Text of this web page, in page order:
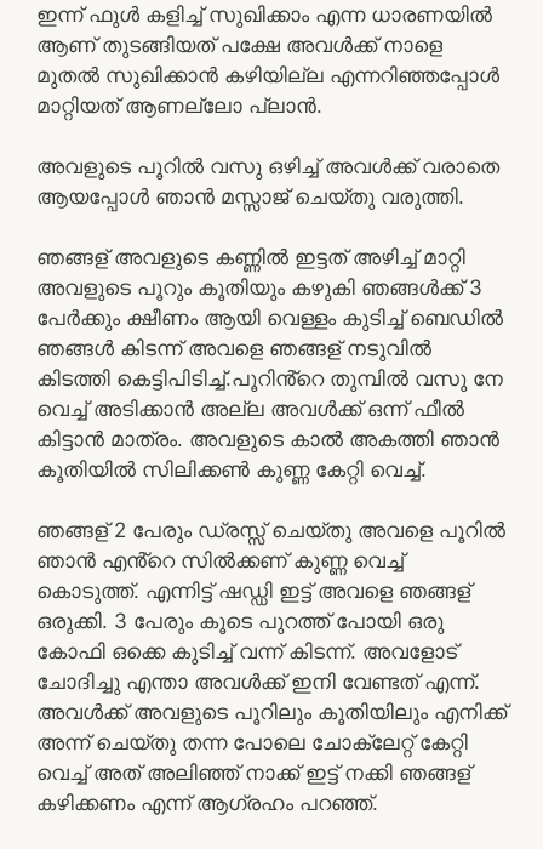
ഇന്ന് ഫുൾ കളിച്ച് സുഖിക്കാം എന്ന ധാരണയിൽ
ആണ് തുടങ്ങിയത് പക്ഷേ അവൾക്ക് നാളെ
മുതൽ സുഖിക്കാൻ കഴിയില്ല എന്നറിഞ്ഞപ്പോൾ
മാറ്റിയത് ആണല്ലോ പ്ലാൻ.
അവളുടെ പൂറിൽ വസു ഒഴിച്ച് അവൾക്ക് വരാതെ
ആയപ്പോൾ ഞാൻ മസ്സാജ് ചെയ്തു വരുത്തി.
ഞങ്ങള് അവളുടെ കണ്ണിൽ ഇട്ടത് അഴിച്ച് മാറ്റി
അവളുടെ പൂറും കൂതിയും കഴുകി ഞങ്ങൾക്ക് 3
പേർക്കും ക്ഷീണം ആയി വെള്ളം കുടിച്ച് ബെഡിൽ
ഞങ്ങൾ കിടന്ന് അവളെ ഞങ്ങള് നടുവിൽ
കിടത്തി കെട്ടിപിടിച്ച്.പൂറിൻ്റെ തുമ്പിൽ വസു നേ
വെച്ച് അടിക്കാൻ അല്ല അവൾക്ക് ഒന്ന് ഫീൽ
കിട്ടാൻ മാത്രം. അവളുടെ കാൽ അകത്തി ഞാൻ
കൂതിയിൽ സിലിക്കൺ കുണ്ണ കേറ്റി വെച്ച്.
ഞങ്ങള് 2 പേരും ഡ്രസ്സ് ചെയ്തു അവളെ പൂറിൽ
ഞാൻ എൻ്റെ സിൽക്കണ് കുണ്ണ വെച്ച്
കൊടുത്ത്. എന്നിട്ട് ഷഡ്ഡി ഇട്ട് അവളെ ഞങ്ങള്
ഒരുക്കി. 3 പേരും കൂടെ പുറത്ത് പോയി ഒരു
കോഫി ഒക്കെ കുടിച്ച് വന്ന് കിടന്ന്. അവളോട്
ചോദിച്ചു എന്താ അവൾക്ക് ഇനി വേണ്ടത് എന്ന്.
അവൾക്ക് അവളുടെ പൂറിലും കൂതിയിലും എനിക്ക്
അന്ന് ചെയ്തു തന്ന പോലെ ചോക്ലേറ്റ് കേറ്റി
വെച്ച് അത് അലിഞ്ഞ് നാക്ക് ഇട്ട് നക്കി ഞങ്ങള്
കഴിക്കണം എന്ന് ആഗ്രഹം പറഞ്ഞ്.